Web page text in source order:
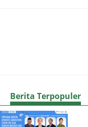
Berita Terpopuler